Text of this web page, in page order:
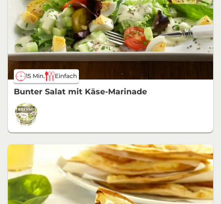
15 Min. Einfach
Bunter Salat mit Käse-Marinade